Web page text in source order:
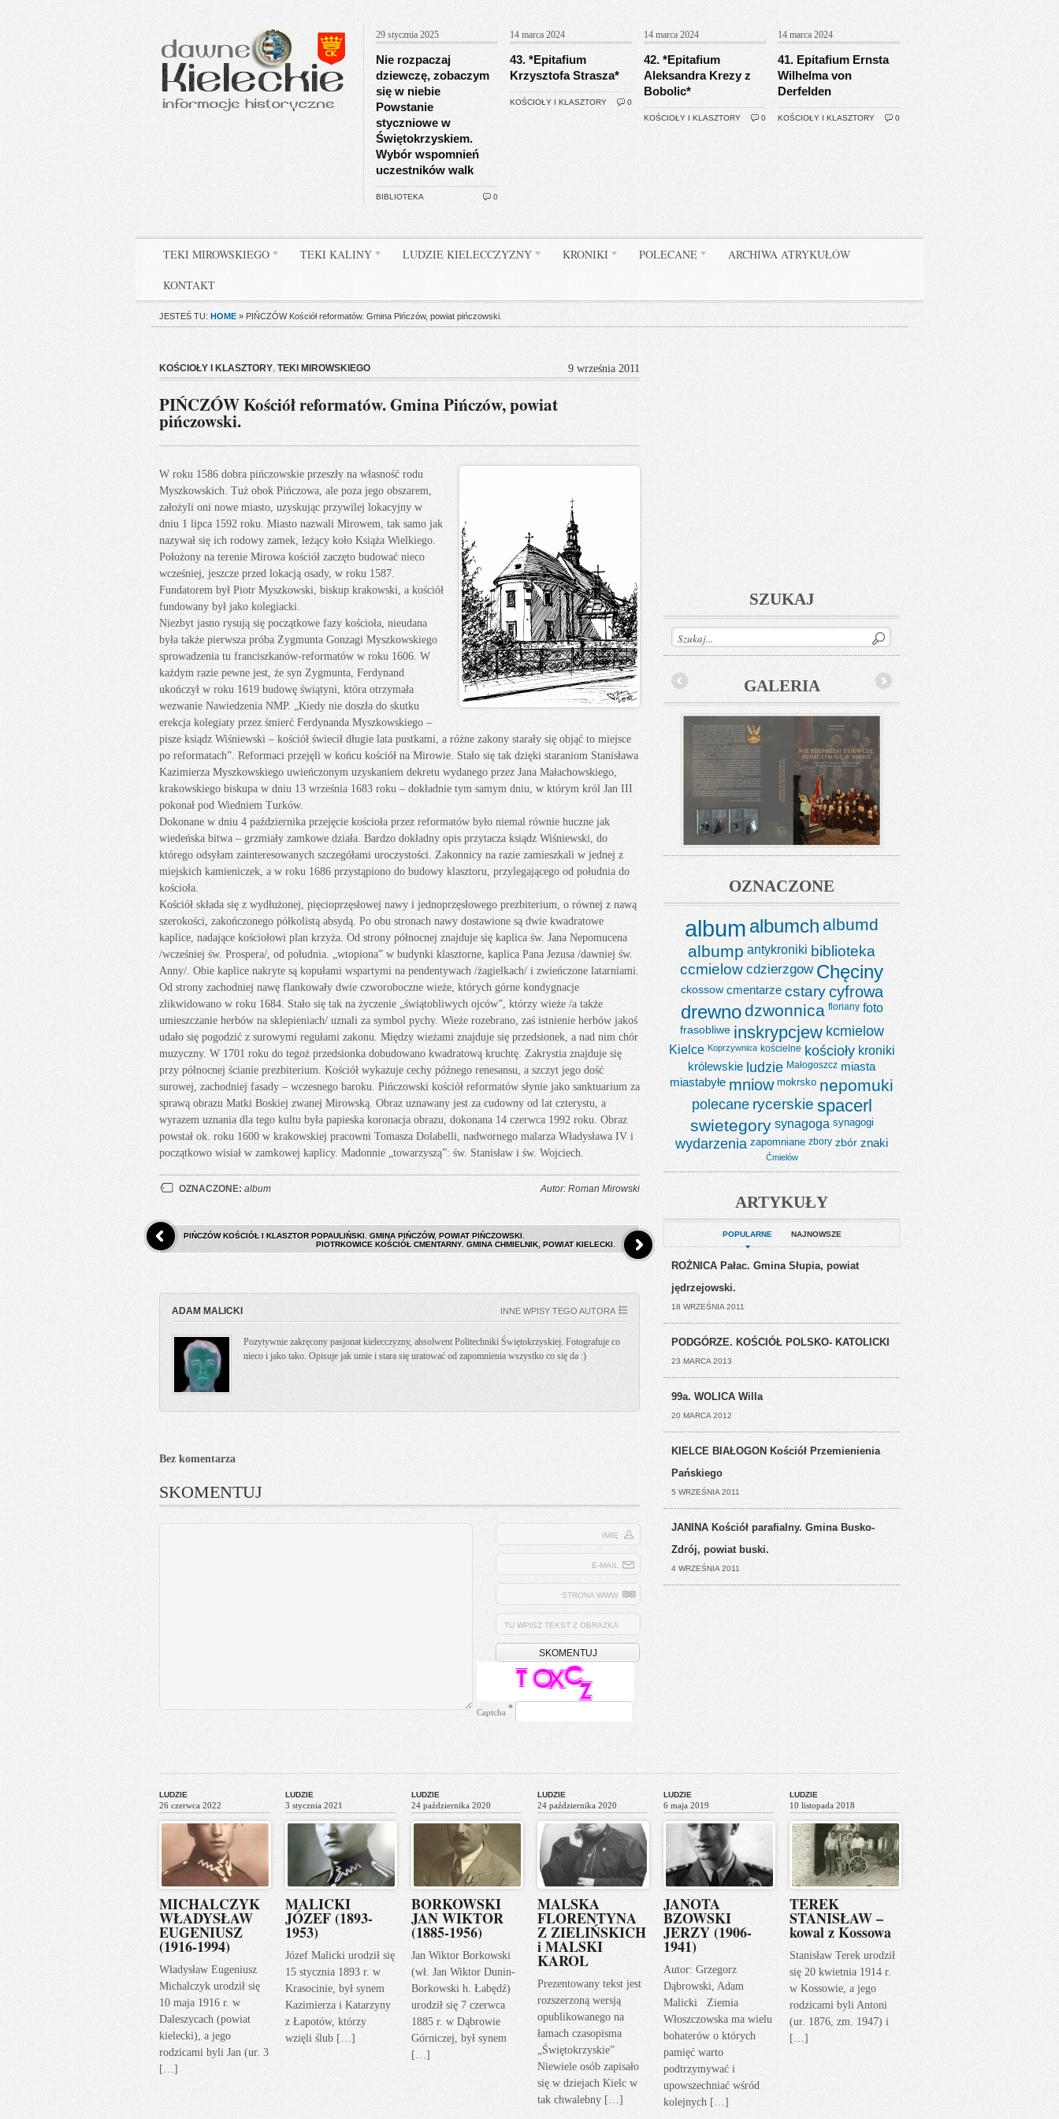
29 stycznia 2025
Nie rozpaczaj
dziewczę, zobaczym
się w niebie
Powstanie
styczniowe w
Świętokrzyskiem.
Wybór wspomnień
uczestników walk
BIBLIOTEKA 0
14 marca 2024
43. *Epitafium
Krzysztofa Strasza*
KOŚCIOŁY I KLASZTORY 0
14 marca 2024
42. *Epitafium
Aleksandra Krezy z
Bobolic*
KOŚCIOŁY I KLASZTORY 0
14 marca 2024
41. Epitafium Ernsta
Wilhelma von
Derfelden
KOŚCIOŁY I KLASZTORY 0
TEKI MIROWSKIEGO TEKI KALINY LUDZIE KIELECCZYZNY KRONIKI POLECANE ARCHIWA ATRYKUŁÓW
KONTAKT
JESTEŚ TU: HOME » PIŃCZÓW Kościół reformatów. Gmina Pińczów, powiat pińczowski.
KOŚCIOŁY I KLASZTORY, TEKI MIROWSKIEGO 9 września 2011
PIŃCZÓW Kościół reformatów. Gmina Pińczów, powiat
pińczowski.
W roku 1586 dobra pińczowskie przeszły na własność rodu
Myszkowskich. Tuż obok Pińczowa, ale poza jego obszarem,
założyli oni nowe miasto, uzyskując przywilej lokacyjny w
dniu 1 lipca 1592 roku. Miasto nazwali Mirowem, tak samo jak
nazywał się ich rodowy zamek, leżący koło Książa Wielkiego.
Położony na terenie Mirowa kościół zaczęto budować nieco
wcześniej, jeszcze przed lokacją osady, w roku 1587.
Fundatorem był Piotr Myszkowski, biskup krakowski, a kościół
fundowany był jako kolegiacki.
Niezbyt jasno rysują się początkowe fazy kościoła, nieudana
była także pierwsza próba Zygmunta Gonzagi Myszkowskiego
sprowadzenia tu franciszkanów-reformatów w roku 1606. W
każdym razie pewne jest, że syn Zygmunta, Ferdynand
ukończył w roku 1619 budowę świątyni, która otrzymała
wezwanie Nawiedzenia NMP. „Kiedy nie doszła do skutku
erekcja kolegiaty przez śmierć Ferdynanda Myszkowskiego –
pisze ksiądz Wiśniewski – kościół świecił długie lata pustkami, a różne zakony starały się objąć to miejsce
po reformatach”. Reformaci przejęli w końcu kościół na Mirowie. Stało się tak dzięki staraniom Stanisława
Kazimierza Myszkowskiego uwieńczonym uzyskaniem dekretu wydanego przez Jana Małachowskiego,
krakowskiego biskupa w dniu 13 września 1683 roku – dokładnie tym samym dniu, w którym król Jan III
pokonał pod Wiedniem Turków.
Dokonane w dniu 4 października przejęcie kościoła przez reformatów było niemal równie huczne jak
wiedeńska bitwa – grzmiały zamkowe działa. Bardzo dokładny opis przytacza ksiądz Wiśniewski, do
którego odsyłam zainteresowanych szczegółami uroczystości. Zakonnicy na razie zamieszkali w jednej z
miejskich kamieniczek, a w roku 1686 przystąpiono do budowy klasztoru, przylegającego od południa do
kościoła.
Kościół składa się z wydłużonej, pięcioprzęsłowej nawy i jednoprzęsłowego prezbiterium, o równej z nawą
szerokości, zakończonego półkolistą absydą. Po obu stronach nawy dostawione są dwie kwadratowe
kaplice, nadające kościołowi plan krzyża. Od strony północnej znajduje się kaplica św. Jana Nepomucena
/wcześniej św. Prospera/, od południa. „wtopiona” w budynki klasztorne, kaplica Pana Jezusa /dawniej św.
Anny/. Obie kaplice nakryte są kopułami wspartymi na pendentywach /żagielkach/ i zwieńczone latarniami.
Od strony zachodniej nawę flankowały dwie czworoboczne wieże, których górne kondygnacje
zlikwidowano w roku 1684. Stało się tak na życzenie „świątobliwych ojców”, którzy wieże /a także
umieszczanie herbów na sklepieniach/ uznali za symbol pychy. Wieże rozebrano, zaś istnienie herbów jakoś
udało się pogodzić z surowymi regułami zakonu. Między wieżami znajduje się przedsionek, a nad nim chór
muzyczny. W 1701 roku do tegoż przedsionka dobudowano kwadratową kruchtę. Zakrystia znajduje się
przy północnej ścianie prezbiterium. Kościół wykazuje cechy późnego renesansu, a szczyt jego dość
surowej, zachodniej fasady – wczesnego baroku. Pińczowski kościół reformatów słynie jako sanktuarium za
sprawą obrazu Matki Boskiej zwanej Mirowską. Obraz uznawany jest za cudowny od lat czterystu, a
wyrazem uznania dla tego kultu była papieska koronacja obrazu, dokonana 14 czerwca 1992 roku. Obraz
powstał ok. roku 1600 w krakowskiej pracowni Tomasza Dolabelli, nadwornego malarza Władysława IV i
początkowo wisiał w zamkowej kaplicy. Madonnie „towarzyszą”: św. Stanisław i św. Wojciech.
OZNACZONE: album Autor: Roman Mirowski
PIŃCZÓW KOŚCIÓŁ I KLASZTOR POPAULIŃSKI. GMINA PIŃCZÓW, POWIAT PIŃCZOWSKI.
PIOTRKOWICE KOŚCIÓŁ CMENTARNY. GMINA CHMIELNIK, POWIAT KIELECKI.
ADAM MALICKI INNE WPISY TEGO AUTORA
Pozytywnie zakręcony pasjonat kielecczyzny, absolwent Politechniki Świętokrzyskiej. Fotografuje co
nieco i jako tako. Opisuje jak umie i stara się uratować od zapomnienia wszystko co się da :)
Bez komentarza
SKOMENTUJ
IMIĘ
E-MAIL
STRONA WWW
TU WPISZ TEKST Z OBRAZKA
Captcha *
SZUKAJ
GALERIA
OZNACZONE
album albumch albumd
albump antykroniki biblioteka
ccmielow cdzierzgow Chęciny
ckossow cmentarze cstary cyfrowa
drewnodzwonnica floriany foto
frasobliwe inskrypcjew kcmielow
Kielce Koprzywnica kościelne kościoły kroniki
królewskie ludzie Małogoszcz miasta
miastabyłe mniow mokrsko nepomuki
polecane rycerskie spacerl
swietegory synagoga synagogi
wydarzenia zapomniane zbory zbór znaki
Ćmielów
ARTYKUŁY
POPULARNE NAJNOWSZE
ROŻNICA Pałac. Gmina Słupia, powiat
jędrzejowski.
18 WRZEŚNIA 2011
PODGÓRZE. KOŚCIÓŁ POLSKO- KATOLICKI
23 MARCA 2013
99a. WOLICA Willa
20 MARCA 2012
KIELCE BIAŁOGON Kościół Przemienienia
Pańskiego
5 WRZEŚNIA 2011
JANINA Kościół parafialny. Gmina Busko-
Zdrój, powiat buski.
4 WRZEŚNIA 2011
LUDZIE
26 czerwca 2022
MICHALCZYK
WŁADYSŁAW
EUGENIUSZ
(1916-1994)
Władysław Eugeniusz
Michalczyk urodził się
10 maja 1916 r. w
Daleszycach (powiat
kielecki), a jego
rodzicami byli Jan (ur. 3
[…]
LUDZIE
3 stycznia 2021
MALICKI
JÓZEF (1893-
1953)
Józef Malicki urodził się
15 stycznia 1893 r. w
Krasocinie, był synem
Kazimierza i Katarzyny
z Łapotów, którzy
wzięli ślub […]
LUDZIE
24 października 2020
BORKOWSKI
JAN WIKTOR
(1885-1956)
Jan Wiktor Borkowski
(wł. Jan Wiktor Dunin-
Borkowski h. Łabędź)
urodził się 7 czerwca
1885 r. w Dąbrowie
Górniczej, był synem
[…]
LUDZIE
24 października 2020
MALSKA
FLORENTYNA
Z ZIELIŃSKICH
i MALSKI
KAROL
Prezentowany tekst jest
rozszerzoną wersją
opublikowanego na
łamach czasopisma
„Świętokrzyskie”
Niewiele osób zapisało
się w dziejach Kielc w
tak chwalebny […]
LUDZIE
6 maja 2019
JANOTA
BZOWSKI
JERZY (1906-
1941)
Autor: Grzegorz
Dąbrowski, Adam
Malicki Ziemia
Włoszczowska ma wielu
bohaterów o których
pamięć warto
podtrzymywać i
upowszechniać wśród
kolejnych […]
LUDZIE
10 listopada 2018
TEREK
STANISŁAW –
kowal z Kossowa
Stanisław Terek urodził
się 20 kwietnia 1914 r.
w Kossowie, a jego
rodzicami byli Antoni
(ur. 1876, zm. 1947) i
[…]